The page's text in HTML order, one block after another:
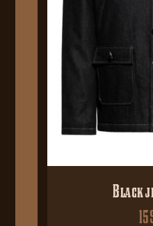
Black